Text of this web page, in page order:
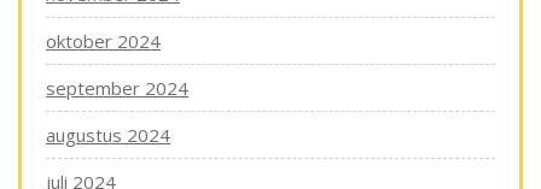
oktober 2024
september 2024
augustus 2024
juli 2024